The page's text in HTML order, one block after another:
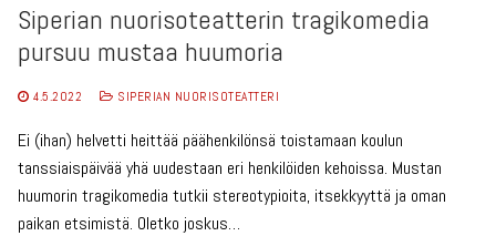
Siperian nuorisoteatterin tragikomedia
pursuu mustaa huumoria
4.5.2022 SIPERIAN NUORISOTEATTERI
Ei (ihan) helvetti heittää päähenkilönsä toistamaan koulun
tanssiaispäivää yhä uudestaan eri henkilöiden kehoissa. Mustan
huumorin tragikomedia tutkii stereotypioita, itsekkyyttä ja oman
paikan etsimistä. Oletko joskus…